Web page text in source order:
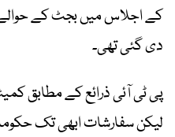
کے اجلاس میں بجٹ کے
دی گئی تھی۔
پی ٹی آئی ذرائع کے مطابق
لیکن سفارشات ابھی تک